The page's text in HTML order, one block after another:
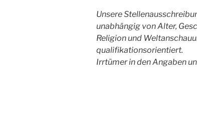
Unsere
unabhängig von Alter,
Religion und
qualifikationsorientiert.
Irrtümer in den Angaben